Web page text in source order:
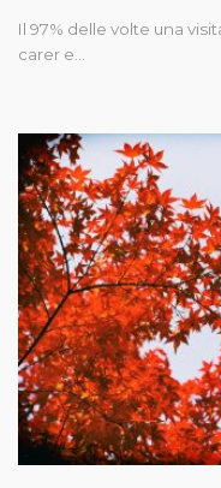
Il 97% delle volte una
carer e…